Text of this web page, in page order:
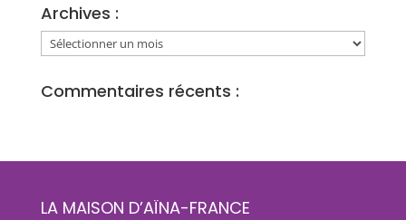
Archives :
Archives
:
Commentaires récents :
LA MAISON D’AÏNA-FRANCE